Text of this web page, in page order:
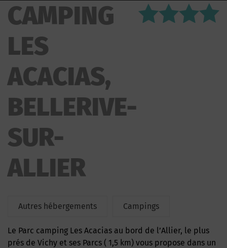
CAMPING
LES
ACACIAS,
BELLERIVE-
SUR-
ALLIER
Autres hébergements Campings
Le Parc camping Les Acacias au bord de l’Allier, le plus
prés de Vichy et ses Parcs ( 1,5 km) vous propose dans un